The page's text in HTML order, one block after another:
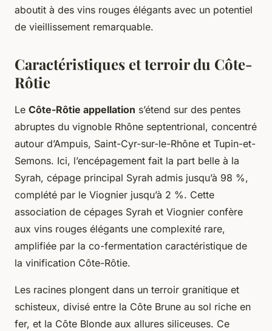
aboutit à des vins rouges élégants avec un potentiel
de vieillissement remarquable.
Caractéristiques et terroir du Côte-
Rôtie
Le Côte-Rôtie appellation s’étend sur des pentes
abruptes du vignoble Rhône septentrional, concentré
autour d’Ampuis, Saint-Cyr-sur-le-Rhône et Tupin-et-
Semons. Ici, l’encépagement fait la part belle à la
Syrah, cépage principal Syrah admis jusqu’à 98 %,
complété par le Viognier jusqu’à 2 %. Cette
association de cépages Syrah et Viognier confère
aux vins rouges élégants une complexité rare,
amplifiée par la co-fermentation caractéristique de
la vinification Côte-Rôtie.
Les racines plongent dans un terroir granitique et
schisteux, divisé entre la Côte Brune au sol riche en
fer, et la Côte Blonde aux allures siliceuses. Ce